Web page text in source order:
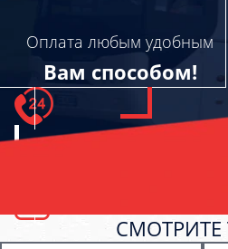
Оплата любым удобным
Вам способом!
СМОТРИТЕ